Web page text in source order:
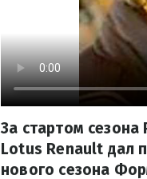
За стартом
Lotus Renault дал
нового сезона